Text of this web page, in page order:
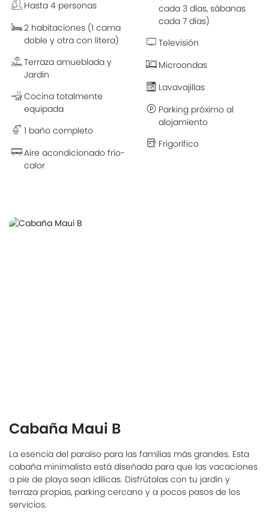
Hasta 4 personas
2 habitaciones (1 cama
doble y otra con litera)
Terraza amueblada y
Jardin
Cocina totalmente
equipada
1 baño completo
Aire acondicionado frío-
calor
cada 3 días, sábanas
cada 7 días)
Televisión
Microondas
Lavavajillas
Parking próximo al
alojamiento
Frigorífico
Cabaña Maui B
La esencia del paraíso para las familias más grandes. Esta
cabaña minimalista está diseñada para que las vacaciones
a pie de playa sean idílicas. Disfrútalas con tu jardín y
terraza propias, parking cercano y a pocos pasos de los
servicios.